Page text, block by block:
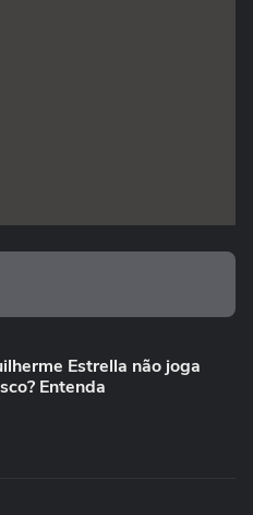
Estrella não joga
Entenda